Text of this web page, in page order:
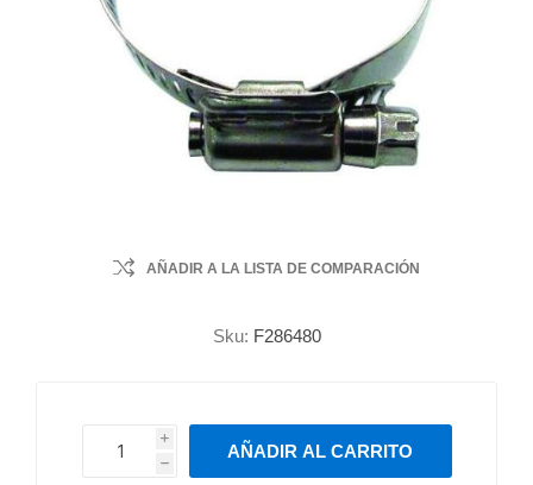
AÑADIR A LA LISTA DE COMPARACIÓN
Sku: F286480
i
h
h
AÑADIR AL CARRITO